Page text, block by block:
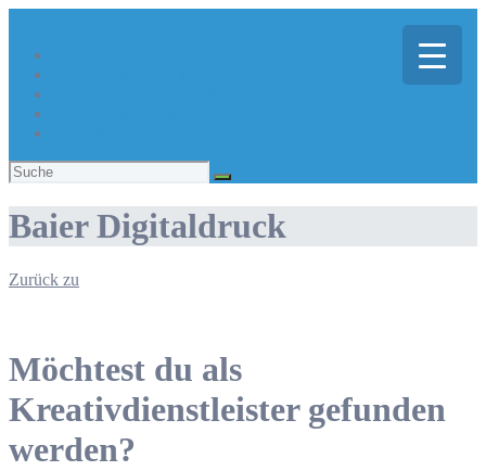
Suchen
nach:
Baier Digitaldruck
Zurück zu
Möchtest du als
Kreativdienstleister gefunden
werden?